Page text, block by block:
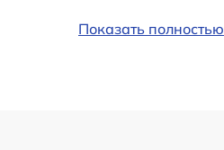
Показать полностью